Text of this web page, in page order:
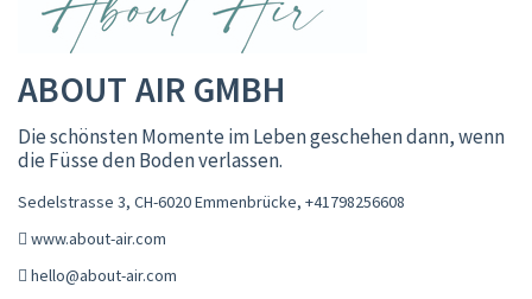
ABOUT AIR GMBH
Die schönsten Momente im Leben geschehen dann, wenn
die Füsse den Boden verlassen.
Sedelstrasse 3, CH-6020 Emmenbrücke, +41798256608
www.about-air.com
hello@about-air.com